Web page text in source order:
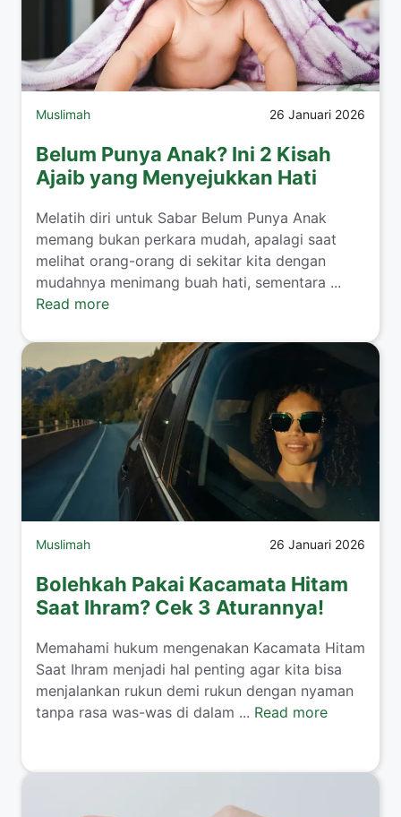
Muslimah 26 Januari 2026
Belum Punya Anak? Ini 2 Kisah
Ajaib yang Menyejukkan Hati
​Melatih diri untuk Sabar Belum Punya Anak
memang bukan perkara mudah, apalagi saat
melihat orang-orang di sekitar kita dengan
mudahnya menimang buah hati, sementara ...
Read more
Muslimah 26 Januari 2026
Bolehkah Pakai Kacamata Hitam
Saat Ihram? Cek 3 Aturannya!
​Memahami hukum mengenakan Kacamata Hitam
Saat Ihram menjadi hal penting agar kita bisa
menjalankan rukun demi rukun dengan nyaman
tanpa rasa was-was di dalam ... Read more